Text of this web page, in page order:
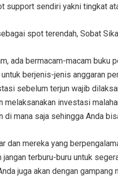
support sendiri yakni tingkat
spot terendah, Sobat
ada bermacam-macam
berjenis-jenis anggaran
sebelum terjun wajib
melaksanakan investasi
di mana saja sehingga Anda
dan mereka yang
jangan terburu-buru untuk
juga akan dengan